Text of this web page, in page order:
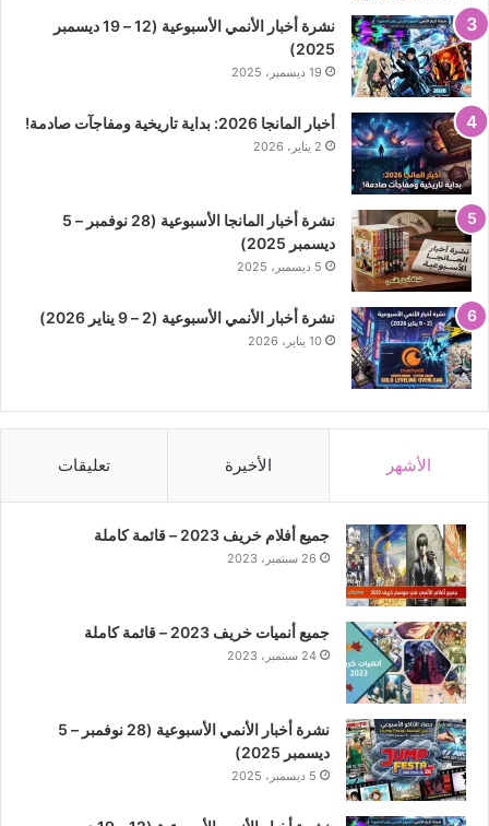
نشرة أخبار الأنمي الأسبوعية (12 – 19 ديسمبر
2025)
19 ديسمبر، 2025
أخبار المانجا 2026: بداية تاريخية ومفاجآت صادمة!
2 يناير، 2026
نشرة أخبار المانجا الأسبوعية (28 نوفمبر – 5
ديسمبر 2025)
5 ديسمبر، 2025
نشرة أخبار الأنمي الأسبوعية (2 – 9 يناير 2026)
10 يناير، 2026
الأشهر الأخيرة تعليقات
جميع أفلام خريف 2023 – قائمة كاملة
26 سبتمبر، 2023
جميع أنميات خريف 2023 – قائمة كاملة
24 سبتمبر، 2023
نشرة أخبار الأنمي الأسبوعية (28 نوفمبر – 5
ديسمبر 2025)
5 ديسمبر، 2025